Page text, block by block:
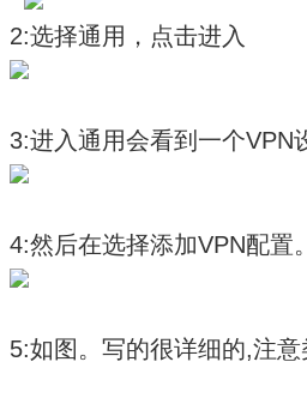
2:选择通用，点击进入
3:进入通用会看到一个VPN
4:然后在选择添加VPN配置
5:如图。写的很详细的,注